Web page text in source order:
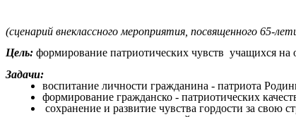
(сценарий внеклассного мероприятия, посвященного 65-
Цель: формирование патриотических чувств учащихся
Задачи:
воспитание личности гражданина - патриота
формирование гражданско - патриотических
сохранение и развитие чувства гордости за свою